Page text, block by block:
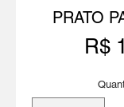
PRATO
R$